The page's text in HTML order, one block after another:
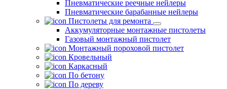
Пневматические реечные нейлеры
Пневматические барабанные нейлеры
Пистолеты для ремонта
Аккумуляторные монтажные пистолеты
Газовый монтажный пистолет
Монтажный пороховой пистолет
Кровельный
Каркасный
По бетону
По дереву